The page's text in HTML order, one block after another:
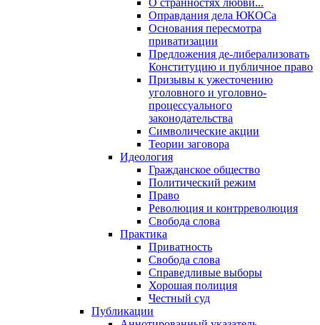
О странностях любви...
Оправдания дела ЮКОСа
Основания пересмотра
приватизации
Предложения де-либерализовать
Конституцию и публичное право
Призывы к ужесточению
уголовного и уголовно-
процессуального
законодательства
Символические акции
Теории заговора
Идеология
Гражданское общество
Политический режим
Право
Революция и контрреволюция
Свобода слова
Практика
Приватность
Свобода слова
Справедливые выборы
Хорошая полиция
Честный суд
Публикации